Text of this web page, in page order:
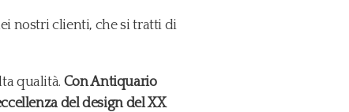
nostri clienti, che si tratti di
qualità. Con Antiquario
del design del XX